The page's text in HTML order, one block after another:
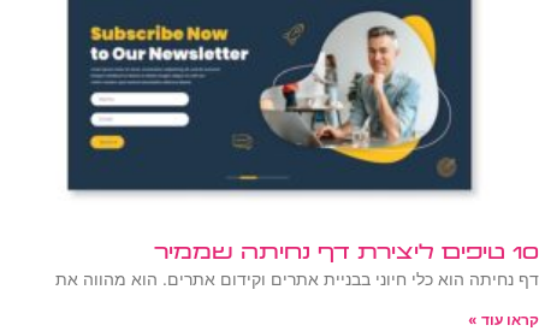
10 טיפים ליצירת דף נחיתה שממיר
דף נחיתה הוא כלי חיוני בבניית אתרים וקידום אתרים. הוא מהווה את
קראו עוד »